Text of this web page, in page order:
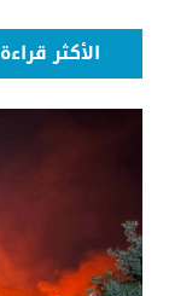
الأكثر قراءة